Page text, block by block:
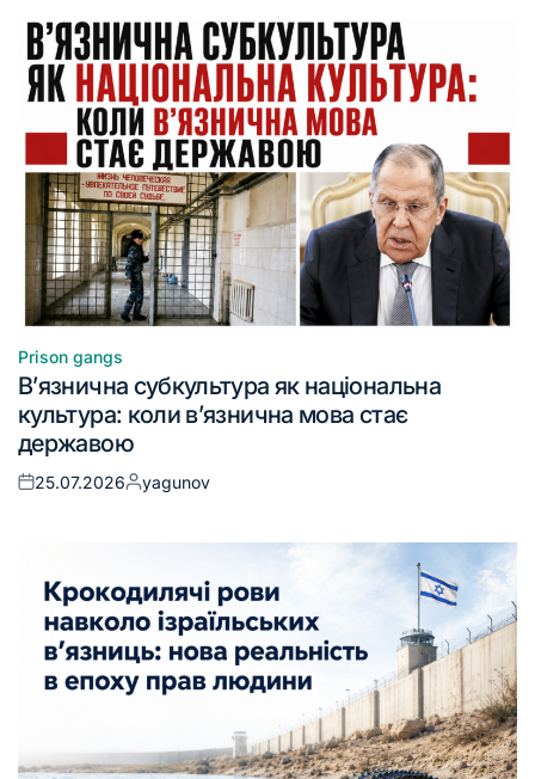
Prison gangs
В’язнична субкультура як національна
культура: коли в’язнична мова стає
державою
25.07.2026 yagunov